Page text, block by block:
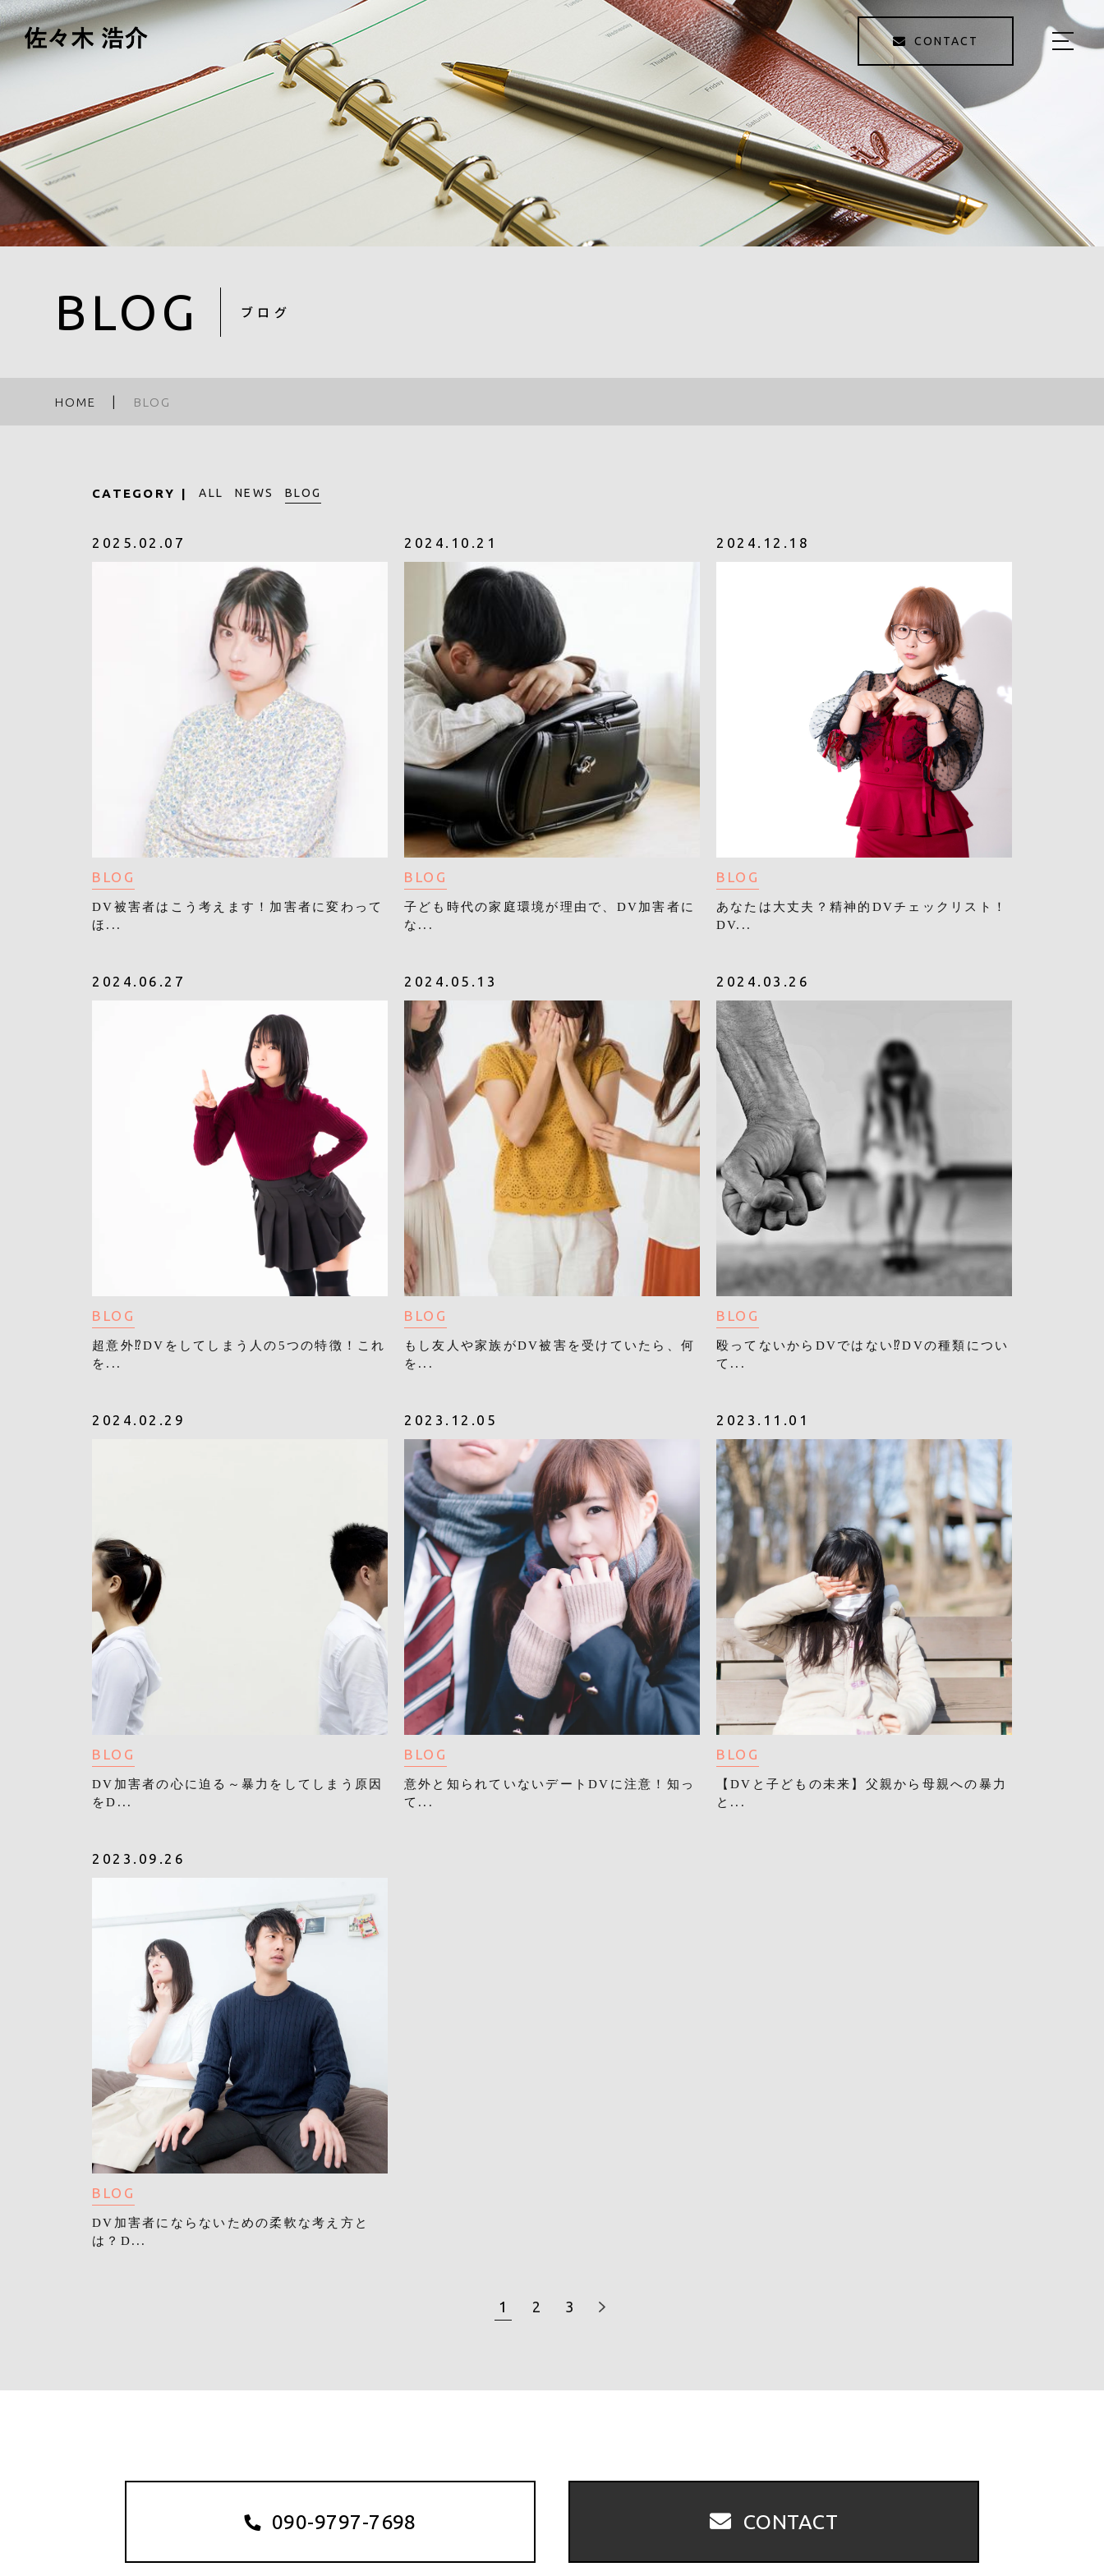
CONTACT
BLOG ブログ
HOME BLOG
CATEGORY ALL NEWS BLOG
2025.02.07
BLOG
DV被害者はこう考えます！加害者に変わって
ほ...
2024.10.21
BLOG
子ども時代の家庭環境が理由で、DV加害者に
な...
2024.12.18
BLOG
あなたは大丈夫？精神的DVチェックリスト！
DV...
2024.06.27
BLOG
超意外⁉︎DVをしてしまう人の5つの特徴！これ
を...
2024.05.13
BLOG
もし友人や家族がDV被害を受けていたら、何
を...
2024.03.26
BLOG
殴ってないからDVではない⁉︎DVの種類につい
て...
2024.02.29
BLOG
DV加害者の心に迫る～暴力をしてしまう原因
をD...
2023.12.05
BLOG
意外と知られていないデートDVに注意！知っ
て...
2023.11.01
BLOG
【DVと子どもの未来】父親から母親への暴力
と...
2023.09.26
BLOG
DV加害者にならないための柔軟な考え方と
は？D...
1 2 3
090-9797-7698 CONTACT
HOME
ABOUT ME
MENU
SEMINAR